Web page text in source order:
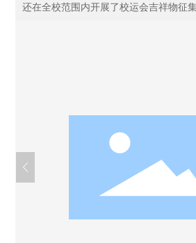
企业文化
还在全校范围内开展了校运会吉祥物征